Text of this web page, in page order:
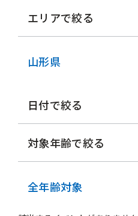
エリアで絞る
山形県
日付で絞る
対象年齢で絞る
全年齢対象